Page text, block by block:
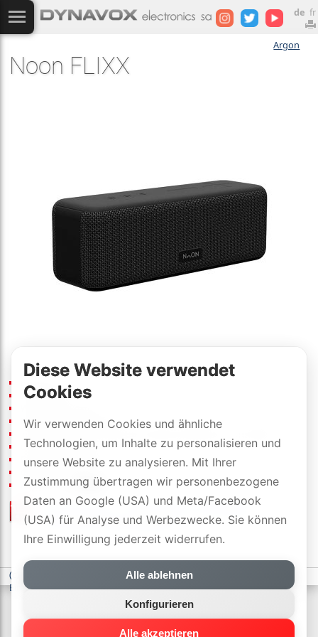
de fr
Argon
Noon FLIXX
Bluetooth 5.0
Stoffbezug
Eingebautes Mikrofon
uVP[CHF]:109/pcs
Dimensionen (B×H×T): 20.6×7.1×6.7 cm
Ausführung:
Preisliste/offizielle Händler
mit DYNAVOX-SWISS-GARANTIE
(c) DYNAVOX electronics AG -Datenschutzerklärung
Einstellungen
Diese Website verwendet
Cookies
Wir verwenden Cookies und ähnliche
Technologien, um Inhalte zu personalisieren und
unsere Website zu analysieren. Mit Ihrer
Zustimmung übertragen wir personenbezogene
Daten an Google (USA) und Meta/Facebook
(USA) für Analyse und Werbezwecke. Sie können
Ihre Einwilligung jederzeit widerrufen.
Alle ablehnen
Konfigurieren
Alle akzeptieren